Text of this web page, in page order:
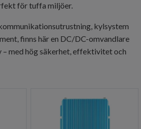
för tuffa miljöer.
kylsystem
finns här en DC/DC-omvandlare
– med hög säkerhet, effektivitet och